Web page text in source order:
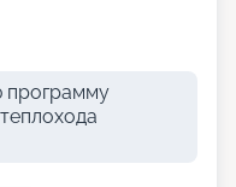
программу